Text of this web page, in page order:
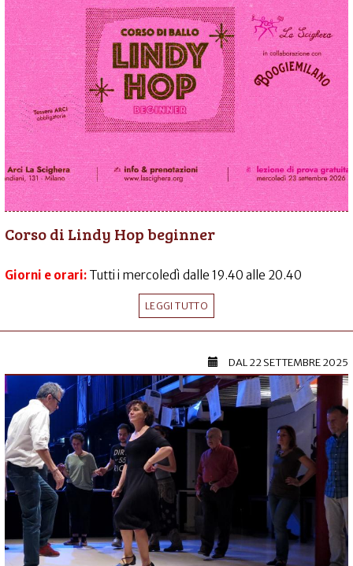
Corso di Lindy Hop beginner
Giorni e orari: Tutti i mercoledì dalle 19.40 alle 20.40
LEGGI TUTTO
DAL22 SETTEMBRE 2025